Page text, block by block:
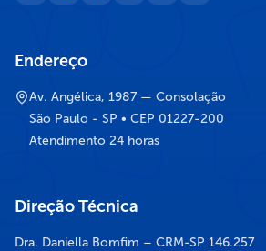
Endereço
Av. Angélica, 1987 — Consolação
São Paulo - SP • CEP 01227-200
Atendimento 24 horas
Direção Técnica
Dra. Daniella Bomfim – CRM-SP 146.257